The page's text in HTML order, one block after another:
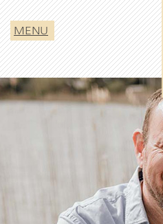
MENU